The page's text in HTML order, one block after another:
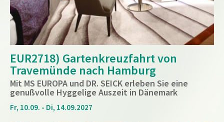
EUR2718) Gartenkreuzfahrt von
Travemünde nach Hamburg
Mit MS EUROPA und DR. SEICK erleben Sie eine
genußvolle Hyggelige Auszeit in Dänemark
Fr, 10.09. - Di, 14.09.2027